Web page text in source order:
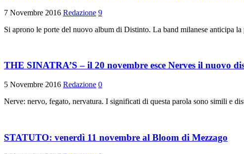
7 Novembre 2016 Redazione 9
Si aprono le porte del nuovo album di Distinto. La band milanese anticipa
THE SINATRA’S – il 20 novembre esce Nerves il nuovo
5 Novembre 2016 Redazione 0
Nerve: nervo, fegato, nervatura. I significati di questa parola sono simili e
STATUTO: venerdì 11 novembre al Bloom di Mezzago